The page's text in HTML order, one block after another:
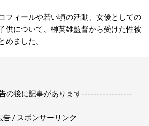
フィールや若い頃の活動、女優としての
供について、榊英雄監督から受けた性被
めました。
の後に記事があります-----------------
告 / スポンサーリンク